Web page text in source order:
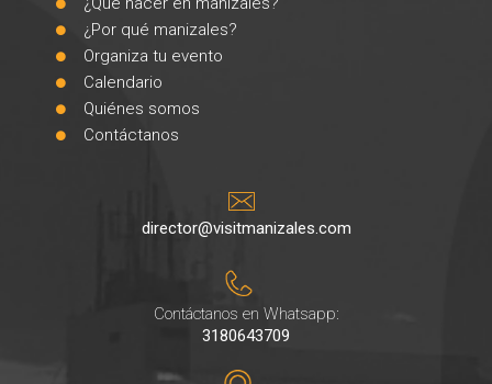
¿Por qué manizales?
Organiza tu evento
Calendario
Quiénes somos
Contáctanos
director@visitmanizales.com
Contáctanos en Whatsapp:
3180643709